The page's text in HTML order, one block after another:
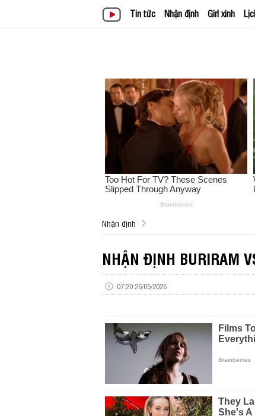
Tin tức Nhận định Girl xinh
Nhận định
NHẬN ĐỊNH BURIRAM
07:20 26/05/2026